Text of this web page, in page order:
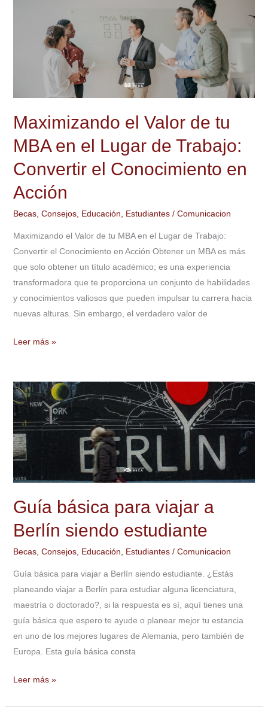
Maximizando el Valor de tu
MBA en el Lugar de Trabajo:
Convertir el Conocimiento en
Acción
Becas, Consejos, Educación Estudiantes/ Comunicacion
Maximizando el Valor de tu MBA en el Lugar de Trabajo:
Convertir el Conocimiento en Acción Obtener un MBA es más
que solo obtener un título académico; es una experiencia
transformadora que te proporciona un conjunto de habilidades
y conocimientos valiosos que pueden impulsar tu carrera hacia
nuevas alturas. Sin embargo, el verdadero valor de
en
Lugar
de
Convertir
el
Acción
Leer más »
Guía básica para viajar a
Berlín siendo estudiante
Becas, Consejos, Educación Estudiantes/ Comunicacion
Guía básica para viajar a Berlín siendo estudiante. ¿Estás
planeando viajar a Berlín para estudiar alguna licenciatura,
maestría o doctorado?, si la respuesta es sí, aquí tienes una
guía básica que espero te ayude o planear mejor tu estancia
en uno de los mejores lugares de Alemania, pero también de
Europa. Esta guía básica consta
Guía
básica
para
viajar
a
siendo
estudiante
Leer más »